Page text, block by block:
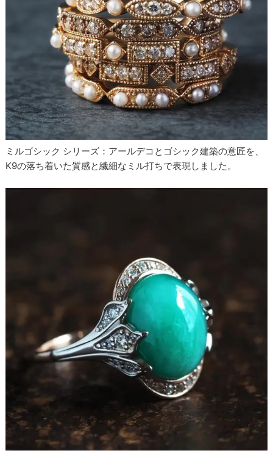
ミルゴシック シリーズ：アールデコとゴシック建築の意匠を、
K9の落ち着いた質感と繊細なミル打ちで表現しました。